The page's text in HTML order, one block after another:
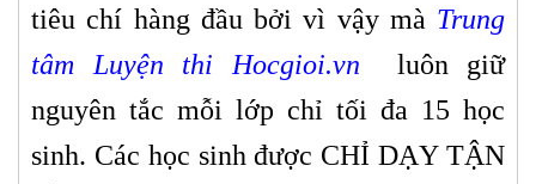
tiêu chí hàng đầu bởi vì vậy mà Trung
tâm Luyện thi Hocgioi.vn
luôn giữ
nguyên tắc mỗi lớp chỉ tối đa 15 học
sinh. Các học sinh được CHỈ DẠY TẬN